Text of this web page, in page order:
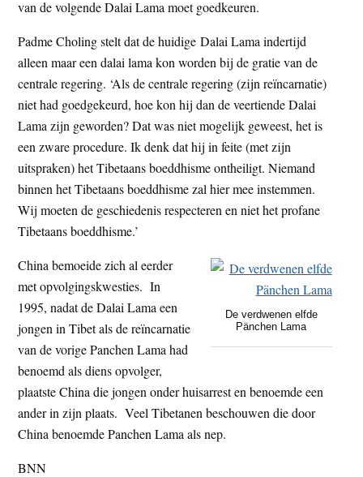
van de volgende Dalai Lama moet goedkeuren.
Padme Choling stelt dat de huidige Dalai Lama indertijd
alleen maar een dalai lama kon worden bij de gratie van de
centrale regering. ‘Als de centrale regering (zijn reïncarnatie)
niet had goedgekeurd, hoe kon hij dan de veertiende Dalai
Lama zijn geworden? Dat was niet mogelijk geweest, het is
een zware procedure. Ik denk dat hij in feite (met zijn
uitspraken) het Tibetaans boeddhisme ontheiligt. Niemand
binnen het Tibetaans boeddhisme zal hier mee instemmen.
Wij moeten de geschiedenis respecteren en niet het profane
Tibetaans boeddhisme.’
De verdwenen elfde
Pänchen Lama
China bemoeide zich al eerder
met opvolgingskwesties. In
1995, nadat de Dalai Lama een
jongen in Tibet als de reïncarnatie
van de vorige Panchen Lama had
benoemd als diens opvolger,
plaatste China die jongen onder huisarrest en benoemde een
ander in zijn plaats. Veel Tibetanen beschouwen die door
China benoemde Panchen Lama als nep.
BNN